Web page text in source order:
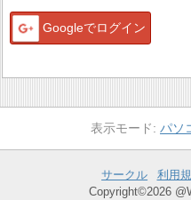
Googleでログイン
パソ
サークル 利用
Copyright©2026